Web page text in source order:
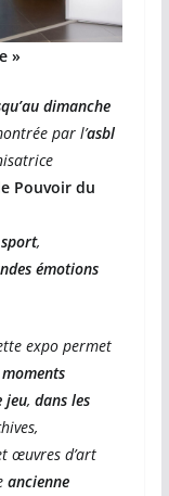
»
dimanche
par l’asbl
Pouvoir du
,
émotions
expo permet
moments
jeu, dans les
œuvres d’art
ancienne